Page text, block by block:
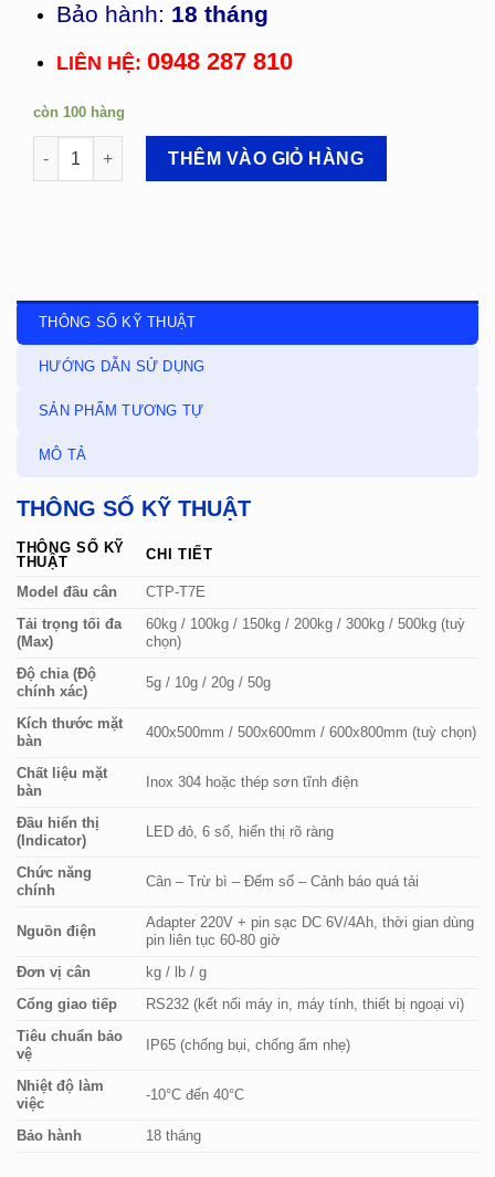
Bảo hành: 18 tháng
LIÊN HỆ:0948 287 810
còn 100 hàng
Cân Bàn Điện Tử CTP-T7E số lượng
THÊM VÀO GIỎ HÀNG
THÔNG SỐ KỸ THUẬT
HƯỚNG DẪN SỬ DỤNG
SẢN PHẨM TƯƠNG TỰ
MÔ TẢ
THÔNG SỐ KỸ THUẬT
THÔNG SỐ KỸ
THUẬT
CHI TIẾT
Model đầu cân
CTP-T7E
Tải trọng tối đa
(Max)
60kg / 100kg / 150kg / 200kg / 300kg / 500kg (tuỳ
chọn)
Độ chia (Độ
chính xác)
5g / 10g / 20g / 50g
Kích thước mặt
bàn
400x500mm / 500x600mm / 600x800mm (tuỳ chọn)
Chất liệu mặt
bàn
Inox 304 hoặc thép sơn tĩnh điện
Đầu hiển thị
(Indicator)
LED đỏ, 6 số, hiển thị rõ ràng
Chức năng
chính
Cân – Trừ bì – Đếm số – Cảnh báo quá tải
Nguồn điện
Adapter 220V + pin sạc DC 6V/4Ah, thời gian dùng
pin liên tục 60-80 giờ
Đơn vị cân
kg / lb / g
Cổng giao tiếp
RS232 (kết nối máy in, máy tính, thiết bị ngoại vi)
Tiêu chuẩn bảo
vệ
IP65 (chống bụi, chống ẩm nhẹ)
Nhiệt độ làm
việc
-10°C đến 40°C
Bảo hành 18 tháng